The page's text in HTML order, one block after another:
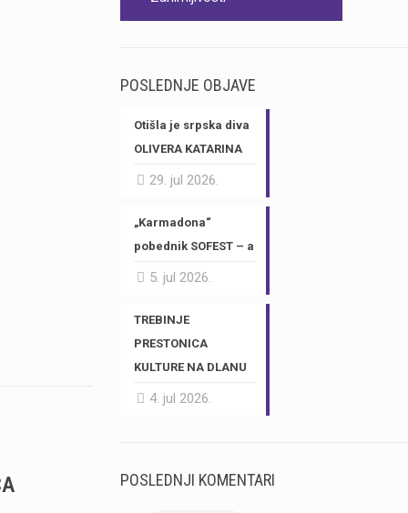
POSLEDNJE OBJAVE
Otišla je srpska diva
OLIVERA KATARINA
29. jul 2026.
„Karmadona“
pobednik SOFEST – a
5. jul 2026.
TREBINJE
PRESTONICA
KULTURE NA DLANU
4. jul 2026.
POSLEDNJI KOMENTARI